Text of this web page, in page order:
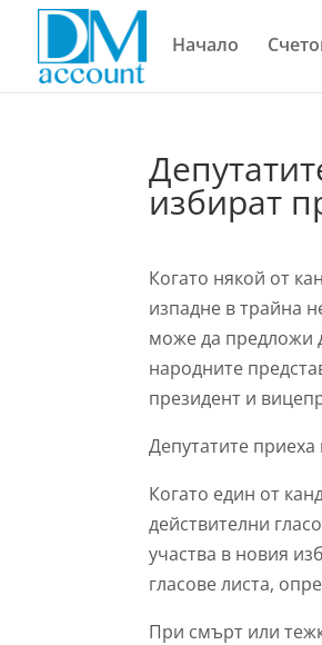
Начало
избират
Когато някой от
изпадне в трайна
може да предложи
народните
президент и
Депутатите
Когато един от
действителни
участва в новия
гласове листа,
При смърт или